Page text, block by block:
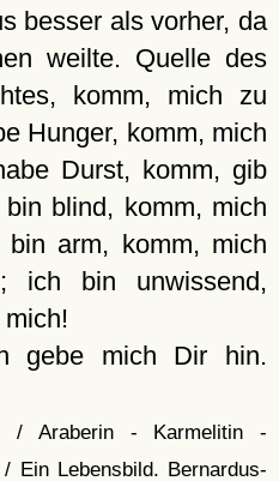
besser als vorher, da
weilte. Quelle des
komm, mich zu
Hunger, komm, mich
Durst, komm, gib
blind, komm, mich
arm, komm, mich
ich bin unwissend,
gebe mich Dir hin.
/ Araberin - Karmelitin -
Ein Lebensbild. Bernardus-